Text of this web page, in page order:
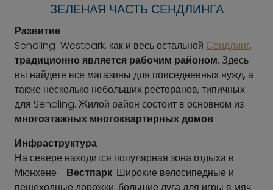
ЗЕЛЕНАЯ ЧАСТЬ СЕНДЛИНГА
Развитие
Sendling-Westpark, как и весь остальной Сендлинг,
традиционно является рабочим районом. Здесь
вы найдете все магазины для повседневных нужд, а
также несколько небольших ресторанов, типичных
для Sendling. Жилой район состоит в основном из
многоэтажных многоквартирных домов.
Инфраструктура
На севере находится популярная зона отдыха в
Мюнхене - Вестпарк. Широкие велосипедные и